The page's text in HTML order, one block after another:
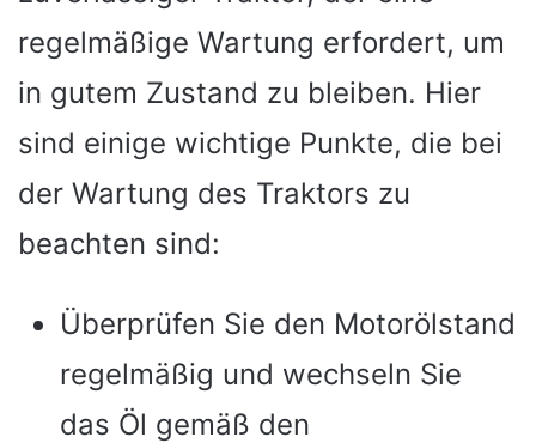
regelmäßige Wartung erfordert, um
in gutem Zustand zu bleiben. Hier
sind einige wichtige Punkte, die bei
der Wartung des Traktors zu
beachten sind:
Überprüfen Sie den Motorölstand
regelmäßig und wechseln Sie
das Öl gemäß den